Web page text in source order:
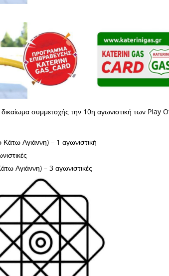
συμμετοχής την 10η αγωνιστική των Play
Κάτω Αγιάννη) – 1 αγωνιστική
Αγιάννη) – 3 αγωνιστικές